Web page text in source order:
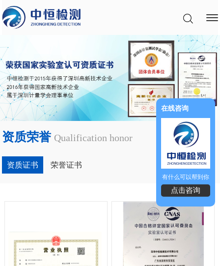
资质荣誉 Qualification honor
资质证书 荣誉证书
在线咨询
有什么可以帮到你
点击咨询